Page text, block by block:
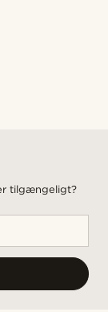
tilgængeligt?